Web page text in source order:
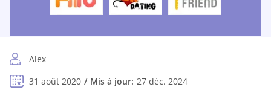
Alex
31 août 2020
Mis à jour: 27 déc. 2024